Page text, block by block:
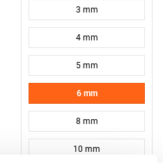
3 mm
4 mm
5 mm
6 mm
8 mm
10 mm